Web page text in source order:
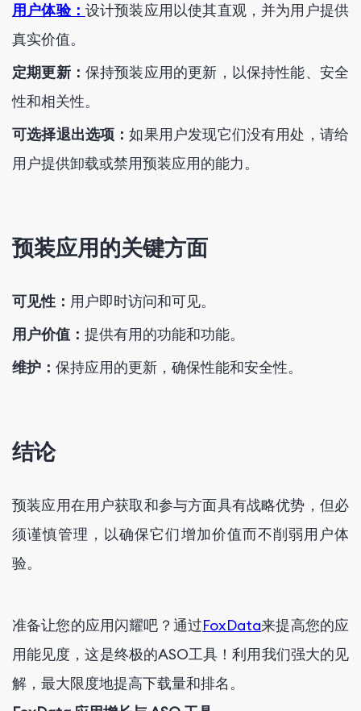
用户体验： 设计预装应用以使其直观，并为用户提供
真实价值。
定期更新： 保持预装应用的更新，以保持性能、安全
性和相关性。
可选择退出选项：如果用户发现它们没有用处，请给
用户提供卸载或禁用预装应用的能力。
预装应用的关键方面
可见性： 用户即时访问和可见。
用户价值： 提供有用的功能和功能。
维护： 保持应用的更新，确保性能和安全性。
结论
预装应用在用户获取和参与方面具有战略优势，但必
须谨慎管理，以确保它们增加价值而不削弱用户体
验。
准备让您的应用闪耀吧？通过FoxData来提高您的应
用能见度，这是终极的ASO工具！利用我们强大的见
解，最大限度地提高下载量和排名。